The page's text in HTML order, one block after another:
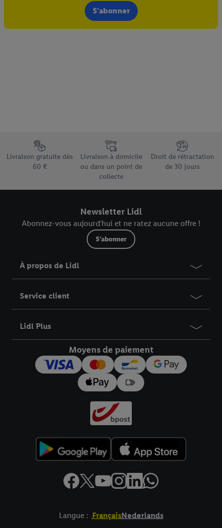
S'abonner
Élément du pied de page avec les différents arguments de
Livraison gratuite dès
60 €
Livraison à domicile
ou dans un point de
collecte
Droit de rétractation
de 30 jours
Newsletter Lidl
Abonnez-vous aujourd'hui et ne ratez aucune offre !
S'abonner
À propos de Lidl
Service client
Lidl Plus
Moyens de paiement
Langue : FrançaisNederlands